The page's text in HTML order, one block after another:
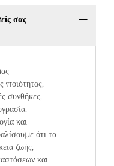
σας
ποιότητας,
συνθήκες,
και
ότι τα
ζωής,
και